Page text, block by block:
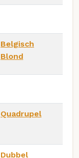
Belgisch
Blond
Quadrupel
Dubbel